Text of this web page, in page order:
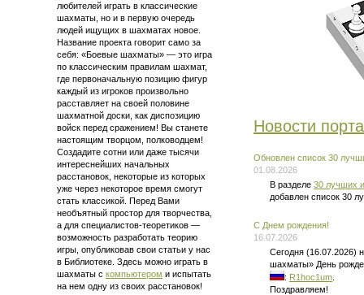
любителей играть в классические
шахматы, но и в первую очередь
людей ищущих в шахматах новое.
Название проекта говорит само за
себя: «Боевые шахматы» — это игра
по классическим правилам шахмат,
где первоначальную позицию фигур
каждый из игроков произвольно
расставляет на своей половине
шахматной доски, как диспозицию
войск перед сражением! Вы станете
настоящим творцом, полководцем!
Создадите сотни или даже тысячи
интереснейших начальных
расстановок, некоторые из которых
уже через некоторое время смогут
стать классикой. Перед Вами
необъятный простор для творчества,
а для специалистов-теоретиков —
возможность разработать теорию
игры, опубликовав свои статьи у нас
в Библиотеке. Здесь можно играть в
шахматы с компьютером и испытать
на нем одну из своих расстановок!
Новости
Обновлен список 30
01.08.2026
В разделе 30 лучших
добавлен список 30
C Днем рождения!
16.07.2026
Сегодня (16.07.2026)
шахматы» День
: R1hoc1um
Поздравляем!